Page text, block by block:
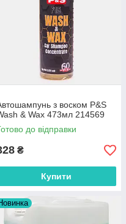
з воском P&S
& Wax 473мл 214569
до відправки
₴
Купити